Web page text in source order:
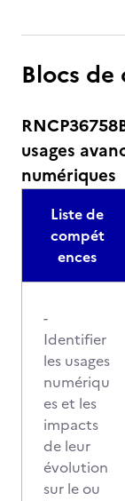
Blocs de
usages
numériques
Liste de
compét
ences
-
Identifier
les usages
numériqu
es et les
impacts
de leur
évolution
sur le ou